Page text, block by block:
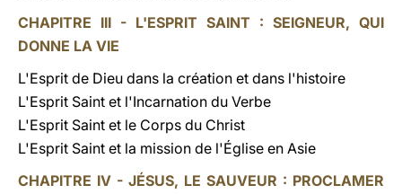
CHAPITRE III - L'ESPRIT SAINT : SEIGNEUR, QUI
DONNE LA VIE
L'Esprit de Dieu dans la création et dans l'histoire
L'Esprit Saint et l'Incarnation du Verbe
L'Esprit Saint et le Corps du Christ
L'Esprit Saint et la mission de l'Église en Asie
CHAPITRE IV - JÉSUS, LE SAUVEUR : PROCLAMER